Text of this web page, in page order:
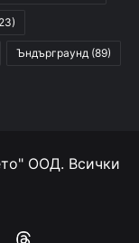
Ъндърграунд (89)
ООД. Всички